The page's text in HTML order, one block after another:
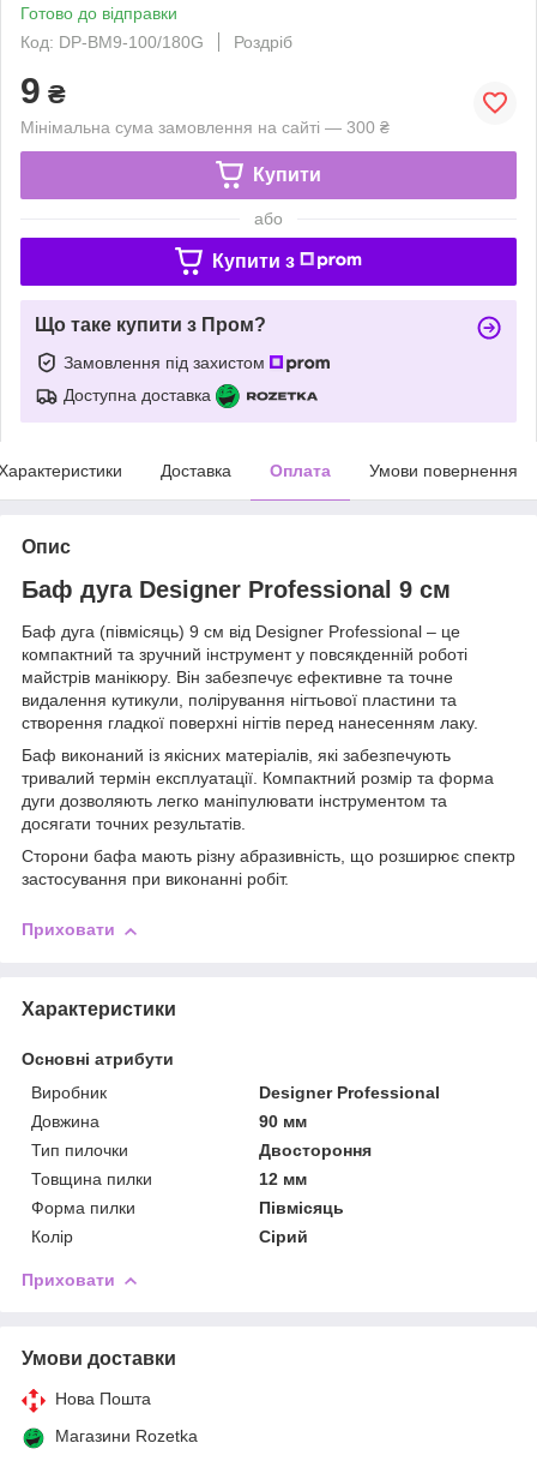
Готово до відправки
Код: DP-BM9-100/180G
Роздріб
9 ₴
Мінімальна сума замовлення на сайті — 300 ₴
Купити
або
Купити з
Що таке купити з Пром?
Замовлення під захистом
Доступна доставка
Доставка Оплата Умови повернення
Опис
Баф дуга Designer Professional 9 см
Баф дуга (півмісяць) 9 см від Designer Professional – це
компактний та зручний інструмент у повсякденній роботі
майстрів манікюру. Він забезпечує ефективне та точне
видалення кутикули, полірування нігтьової пластини та
створення гладкої поверхні нігтів перед нанесенням лаку.
Баф виконаний із якісних матеріалів, які забезпечують
тривалий термін експлуатації. Компактний розмір та форма
дуги дозволяють легко маніпулювати інструментом та
досягати точних результатів.
Сторони бафа мають різну абразивність, що розширює спектр
застосування при виконанні робіт.
Приховати
Характеристики
Основні атрибути
Виробник
Designer Professional
Довжина
90 мм
Тип пилочки
Двостороння
Товщина пилки
12 мм
Форма пилки
Півмісяць
Колір
Сірий
Приховати
Умови доставки
Нова Пошта
Магазини Rozetka